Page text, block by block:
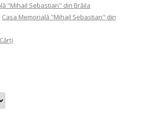
"Mihail Sebastian" din Brăila
Casa Memorială "Mihail Sebastian" din
Cărți